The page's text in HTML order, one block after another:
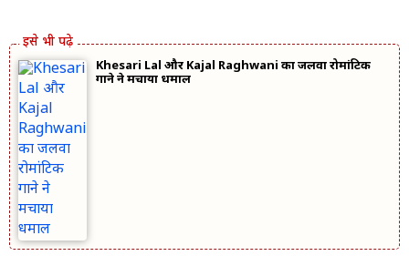
Khesari Lal और Kajal Raghwani का जलवा रोमांटिक
गाने ने मचाया धमाल